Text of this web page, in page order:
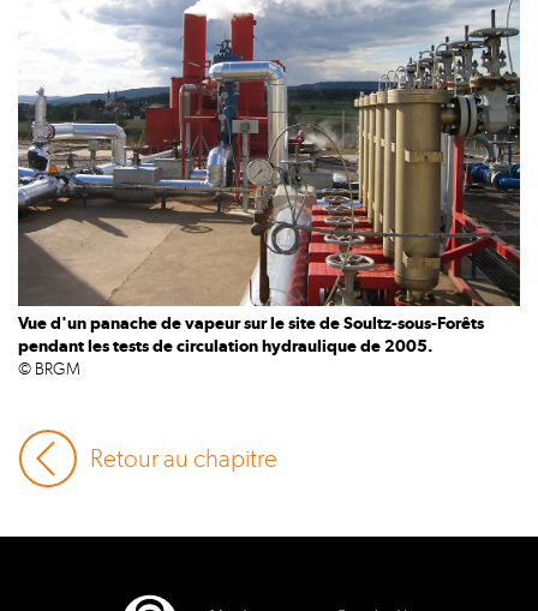
Vue d'un panache de vapeur sur le site de Soultz-sous-Forêts
pendant les tests de circulation hydraulique de 2005.
© BRGM
Retour au chapitre